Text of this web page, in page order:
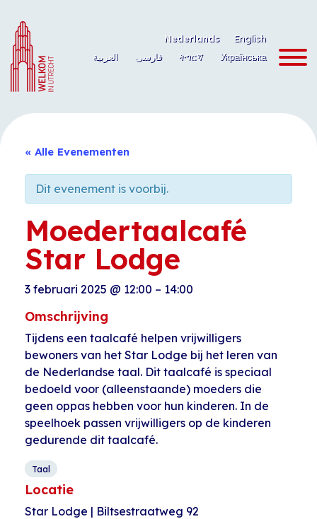
naar
de
inhoud
Nederlands
English
العربية
فارسی ትግርኛ Українська
« Alle Evenementen
Dit evenement is voorbij.
Moedertaalcafé
Star Lodge
3 februari 2025 @ 12:00 – 14:00
Omschrijving
Tijdens een taalcafé helpen vrijwilligers
bewoners van het Star Lodge bij het leren van
de Nederlandse taal. Dit taalcafé is speciaal
bedoeld voor (alleenstaande) moeders die
geen oppas hebben voor hun kinderen. In de
speelhoek passen vrijwilligers op de kinderen
gedurende dit taalcafé.
Taal
Locatie
Star Lodge | Biltsestraatweg 92